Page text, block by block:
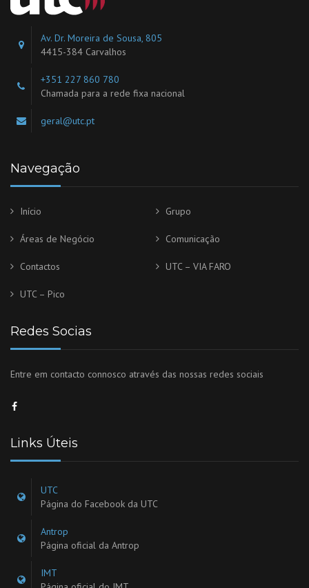
Av. Dr. Moreira de Sousa, 805
4415-384 Carvalhos
+351 227 860 780
Chamada para a rede fixa nacional
geral@utc.pt
Navegação
Início Grupo
Áreas de Negócio Comunicação
Contactos UTC – VIA FARO
UTC – Pico
Redes Socias
Entre em contacto connosco através das nossas redes sociais
Links Úteis
UTC
Página do Facebook da UTC
Antrop
Página oficial da Antrop
IMT